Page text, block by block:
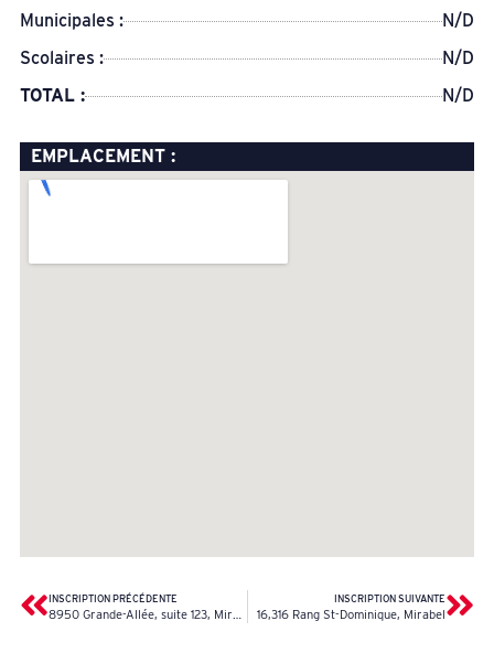
Municipales :
N/D
Scolaires :
N/D
TOTAL :
N/D
EMPLACEMENT :
INSCRIPTION PRÉCÉDENTE INSCRIPTION SUIVANTE
16,316 Rang St-Dominique, Mirabel